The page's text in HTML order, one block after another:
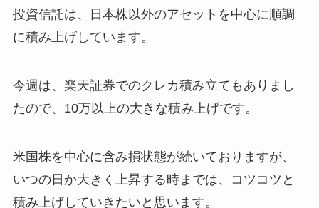
投資信託は、日本株以外のアセットを中心に順調
に積み上げしています。
今週は、楽天証券でのクレカ積み立てもありまし
たので、10万以上の大きな積み上げです。
米国株を中心に含み損状態が続いておりますが、
いつの日か大きく上昇する時までは、コツコツと
積み上げしていきたいと思います。